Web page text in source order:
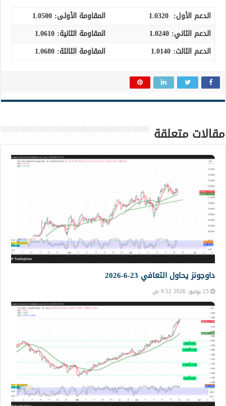
الدعم الأول: 1.0320 المقاومة الأولى: 1.0500
الدعم الثاني: 1.0240 المقاومة الثانية: 1.0610
الدعم الثالث: المقاومة الثالثة: 1.0680
مقالات متعلقة
داوجونز يحاول التعافي 23-6-2026
23 يونيو, 2026 9:52 ص